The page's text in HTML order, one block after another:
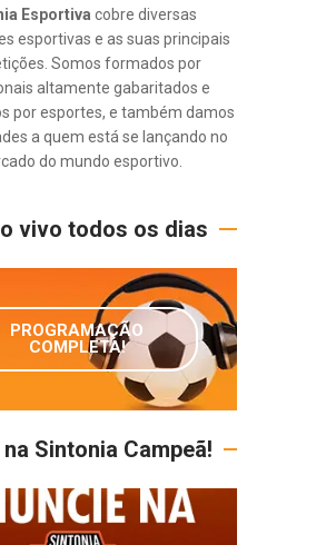
Esportiva cobre diversas
esportivas e as suas principais
Somos formados por
altamente gabaritados e
por esportes, e também damos
a quem está se lançando no
do mundo esportivo.
vivo todos os dias
PROGRAMAÇÃO
COMPLETA!
Sintonia Campeã!